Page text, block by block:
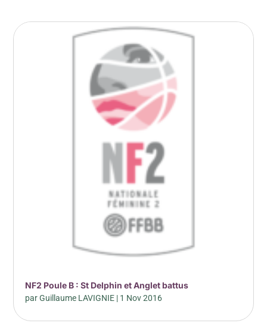
NF2 Poule B : St Delphin et Anglet battus
parGuillaume LAVIGNIE | 1 Nov 2016